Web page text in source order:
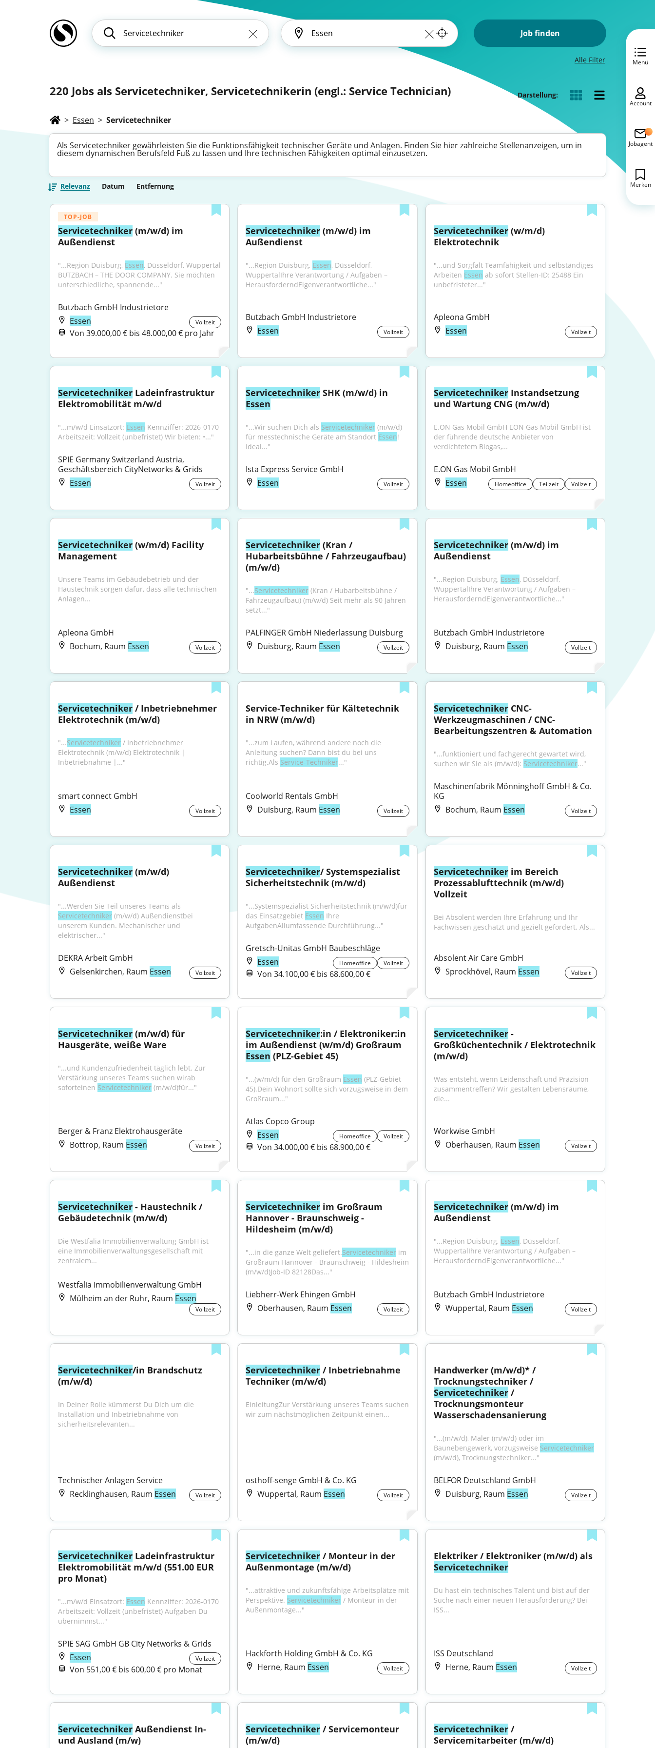
Job finden
Alle Filter
220 Jobs als Servicetechniker, Servicetechnikerin (engl.: Service Technician) Darstellung:
> Essen > Servicetechniker
Als Servicetechniker gewährleisten Sie die Funktionsfähigkeit technischer Geräte und Anlagen. Finden Sie hier zahlreiche Stellenanzeigen, um in
diesem dynamischen Berufsfeld Fuß zu fassen und Ihre technischen Fähigkeiten optimal einzusetzen.
Relevanz Datum Entfernung
TOP-JOB
Servicetechniker (m/w/d) im
Außendienst
"...Region Duisburg, Essen, Düsseldorf, Wuppertal
BUTZBACH – THE DOOR COMPANY. Sie möchten
unterschiedliche, spannende..."
Butzbach GmbH Industrietore
Essen
Vollzeit
Von 39.000,00 € bis 48.000,00 € pro Jahr
Servicetechniker (m/w/d) im
Außendienst
"...Region Duisburg, Essen, Düsseldorf,
WuppertalIhre Verantwortung / Aufgaben –
HerausforderndEigenverantwortliche..."
Butzbach GmbH Industrietore
Essen
Vollzeit
Servicetechniker (w/m/d)
Elektrotechnik
"...und Sorgfalt Teamfähigkeit und selbständiges
Arbeiten Essen ab sofort Stellen-ID: 25488 Ein
unbefristeter..."
Apleona GmbH
Essen
Vollzeit
Servicetechniker Ladeinfrastruktur
Elektromobilität m/w/d
"...m/w/d Einsatzort: Essen Kennziffer: 2026-0170
Arbeitszeit: Vollzeit (unbefristet) Wir bieten: •..."
SPIE Germany Switzerland Austria,
Geschäftsbereich CityNetworks & Grids
Essen
Vollzeit
Servicetechniker
Essen
"...Wir suchen Dich als Servicetechniker (m/w/d)
für messtechnische Geräte am Standort Essen!
Ideal..."
Ista Express Service GmbH
Essen
Vollzeit
Servicetechniker Instandsetzung
und Wartung CNG (m/w/d)
E.ON Gas Mobil GmbH EON Gas Mobil GmbH ist
der führende deutsche Anbieter von
verdichtetem Biogas,...
E.ON Gas Mobil GmbH
Essen
Homeoffice Teilzeit Vollzeit
Servicetechniker (w/m/d) Facility
Management
Unsere Teams im Gebäudebetrieb und der
Haustechnik sorgen dafür, dass alle technischen
Anlagen...
Apleona GmbH
Bochum, Raum Essen Vollzeit
Servicetechniker (Kran /
Hubarbeitsbühne / Fahrzeugaufbau)
(m/w/d)
"...Servicetechniker (Kran / Hubarbeitsbühne /
Fahrzeugaufbau) (m/w/d) Seit mehr als 90 Jahren
setzt..."
PALFINGER GmbH Niederlassung Duisburg
Duisburg, Raum Essen Vollzeit
Servicetechniker (m/w/d) im
Außendienst
"...Region Duisburg, Essen, Düsseldorf,
WuppertalIhre Verantwortung / Aufgaben –
HerausforderndEigenverantwortliche..."
Butzbach GmbH Industrietore
Duisburg, Raum Essen Vollzeit
Servicetechniker / Inbetriebnehmer
Elektrotechnik (m/w/d)
"...Servicetechniker / Inbetriebnehmer
Elektrotechnik (m/w/d) Elektrotechnik |
Inbetriebnahme |..."
smart connect GmbH
Essen
Vollzeit
Service-Techniker für Kältetechnik
in NRW (m/w/d)
"...zum Laufen, während andere noch die
Anleitung suchen? Dann bist du bei uns
richtig.Als Service-Techniker..."
Coolworld Rentals GmbH
Duisburg, Raum Essen Vollzeit
Servicetechniker CNC-
Werkzeugmaschinen / CNC-
Bearbeitungszentren & Automation
"...funktioniert und fachgerecht gewartet wird,
suchen wir Sie als (m/w/d): Servicetechniker..."
Maschinenfabrik Mönninghoff GmbH & Co.
KG
Bochum, Raum Essen Vollzeit
Servicetechniker (m/w/d)
Außendienst
Servicetechniker (m/w/d) Außendienstbei
unserem Kunden. Mechanischer und
elektrischer..."
DEKRA Arbeit GmbH
Gelsenkirchen, Raum Essen Vollzeit
Servicetechniker/ Systemspezialist
Sicherheitstechnik (m/w/d)
"...Systemspezialist Sicherheitstechnik (m/w/d)für
das Einsatzgebiet Essen Ihre
AufgabenAllumfassende Durchführung..."
Gretsch-Unitas GmbH Baubeschläge
Essen
Homeoffice Vollzeit
Von 34.100,00 € bis 68.600,00 €
Servicetechniker im Bereich
Prozessablufttechnik (m/w/d)
Vollzeit
Bei Absolent werden Ihre Erfahrung und Ihr
Fach­wissen geschätzt und gezielt gefördert. Als...
Absolent Air Care GmbH
Sprockhövel, Raum Essen Vollzeit
Servicetechniker (m/w/d) für
Hausgeräte, weiße Ware
"...und Kundenzufriedenheit täglich lebt. Zur
Verstärkung unseres Teams suchen wirab
soforteinen Servicetechniker (m/w/d)für..."
Berger & Franz Elektrohausgeräte
Bottrop, Raum Essen Vollzeit
Servicetechniker:in / Elektroniker:in
Essen (PLZ-Gebiet 45)
"...(w/m/d) für den Großraum Essen (PLZ-Gebiet
45).Dein Wohnort sollte sich vorzugsweise in dem
Großraum..."
Atlas Copco Group
Essen
Homeoffice Vollzeit
Von 34.000,00 € bis 68.900,00 €
Servicetechniker -
Großküchentechnik / Elektrotechnik
(m/w/d)
Was entsteht, wenn Leidenschaft und Präzision
zusammentreffen? Wir gestalten Lebensräume,
die...
Workwise GmbH
Oberhausen, Raum Essen Vollzeit
Servicetechniker - Haustechnik /
Gebäudetechnik (m/w/d)
Die Westfalia Immobilienverwaltung GmbH ist
eine Immobilienverwaltungsgesellschaft mit
zentralem...
Westfalia Immobilienverwaltung GmbH
Mülheim an der Ruhr, Raum Essen
Vollzeit
Servicetechniker im Großraum
Hannover - Braunschweig -
Hildesheim (m/w/d)
"...in die ganze Welt geliefert.Servicetechniker im
Großraum Hannover - Braunschweig - Hildesheim
(m/w/d)Job-ID 82128Das..."
Liebherr-Werk Ehingen GmbH
Oberhausen, Raum Essen Vollzeit
Servicetechniker (m/w/d) im
Außendienst
"...Region Duisburg, Essen, Düsseldorf,
WuppertalIhre Verantwortung / Aufgaben –
HerausforderndEigenverantwortliche..."
Butzbach GmbH Industrietore
Wuppertal, Raum Essen Vollzeit
Servicetechniker/in Brandschutz
(m/w/d)
In Deiner Rolle kümmerst Du Dich um die
Installation und Inbetriebnahme von
sicherheitsrelevanten...
Technischer Anlagen Service
Recklinghausen, Raum Essen Vollzeit
Servicetechniker / Inbetriebnahme
Techniker (m/w/d)
EinleitungZur Verstärkung unseres Teams suchen
wir zum nächstmöglichen Zeitpunkt einen...
osthoff-senge GmbH & Co. KG
Wuppertal, Raum Essen Vollzeit
Handwerker (m/w/d)* /
Trocknungstechniker /
Servicetechniker /
Trocknungsmonteur
Wasserschadensanierung
"...(m/w/d), Maler (m/w/d) oder im
Baunebengewerk, vorzugsweise Servicetechniker
(m/w/d), Trocknungstechniker..."
BELFOR Deutschland GmbH
Duisburg, Raum Essen Vollzeit
Servicetechniker Ladeinfrastruktur
Elektromobilität m/w/d (551.00 EUR
pro Monat)
"...m/w/d Einsatzort: Essen Kennziffer: 2026-0170
Arbeitszeit: Vollzeit (unbefristet) Aufgaben Du
übernimmst..."
SPIE SAG GmbH GB City Networks & Grids
Essen
Vollzeit
Von 551,00 € bis 600,00 € pro Monat
Servicetechniker / Monteur in der
Außenmontage (m/w/d)
"...attraktive und zukunftsfähige Arbeitsplätze mit
Perspektive. Servicetechniker / Monteur in der
Außenmontage..."
Hackforth Holding GmbH & Co. KG
Herne, Raum Essen Vollzeit
Elektriker / Elektroniker (m/w/d) als
Servicetechniker
Du hast ein technisches Talent und bist auf der
Suche nach einer neuen Herausforderung? Bei
ISS...
ISS Deutschland
Herne, Raum Essen Vollzeit
Servicetechniker Außendienst In-
und Ausland (m/w)
Servicetechniker / Servicemonteur
(m/w/d)
Servicetechniker /
Servicemitarbeiter (m/w/d)
Menü
Account
Jobagent
Merken